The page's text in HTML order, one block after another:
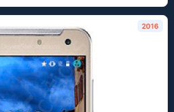
2016